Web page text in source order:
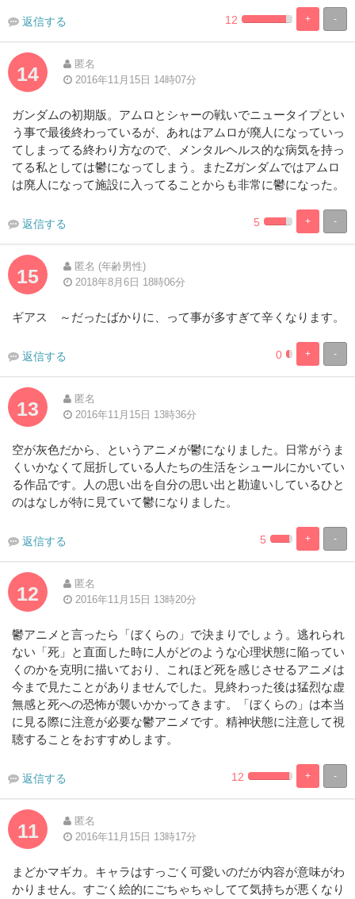
-
+
2.2727272727273%
12
返信する
14
匿名
2016年11月15日 14時07分
ガンダムの初期版。アムロとシャーの戦いでニュータイプとい
う事で最後終わっているが、あれはアムロが廃人になっていっ
てしまってる終わり方なので、メンタルヘルス的な病気を持っ
てる私としては鬱になってしまう。またZガンダムではアムロ
は廃人になって施設に入ってることからも非常に鬱になった。
-
+
5
返信する
15
匿名 (年齢男性)
2018年8月6日 18時06分
ギアス ～だったばかりに、って事が多すぎて辛くなります。
-
+
0
返信する
13
匿名
2016年11月15日 13時36分
空が灰色だから、というアニメが鬱になりました。日常がうま
くいかなくて屈折している人たちの生活をシュールにかいてい
る作品です。人の思い出を自分の思い出と勘違いしているひと
のはなしが特に見ていて鬱になりました。
-
+
5
返信する
12
匿名
2016年11月15日 13時20分
鬱アニメと言ったら「ぼくらの」で決まりでしょう。逃れられ
ない「死」と直面した時に人がどのような心理状態に陥ってい
くのかを克明に描いており、これほど死を感じさせるアニメは
今まで見たことがありませんでした。見終わった後は猛烈な虚
無感と死への恐怖が襲いかかってきます。「ぼくらの」は本当
に見る際に注意が必要な鬱アニメです。精神状態に注意して視
聴することをおすすめします。
-
+
12
返信する
11
匿名
2016年11月15日 13時17分
まどかマギカ。キャラはすっごく可愛いのだが内容が意味がわ
かりません。すごく絵的にごちゃちゃしてて気持ちが悪くなり